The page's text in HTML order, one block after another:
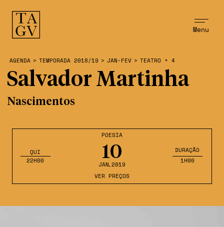
Menu
POESIA
10
JAN,2019
QUI
22H00
DURAÇÃO
1H00
VER PREÇOS
AGENDA > TEMPORADA 2018/19 > JAN-FEV > TEATRO + 4
Salvador Martinha
Nascimentos